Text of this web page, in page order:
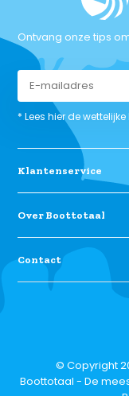
Ontvang onze tips
* Lees hier de
Klantenservice
Over Boottotaal
Contact
© Copyright
Boottotaal - De